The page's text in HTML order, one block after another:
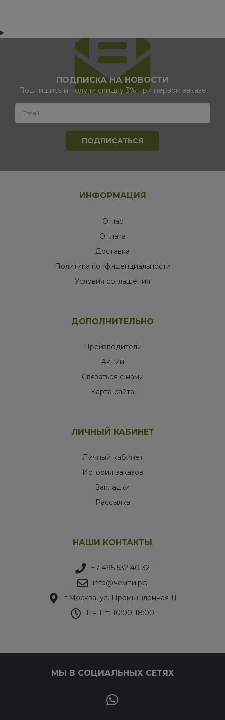
ПОДПИСКА НА НОВОСТИ
Подпишись и получи скидку 3% при первом заказе
ИНФОРМАЦИЯ
О нас
Оплата
Доставка
Политика конфиденциальности
Условия соглашения
ДОПОЛНИТЕЛЬНО
Производители
Акции
Связаться с нами
Карта сайта
ЛИЧНЫЙ КАБИНЕТ
Личный кабинет
История заказов
Закладки
Рассылка
НАШИ КОНТАКТЫ
+7 495 532 40 32
info@чемпи.рф
г.Москва, ул. Промышленная 11
Пн-Пт: 10:00-18:00
МЫ В СОЦИАЛЬНЫХ СЕТЯХ